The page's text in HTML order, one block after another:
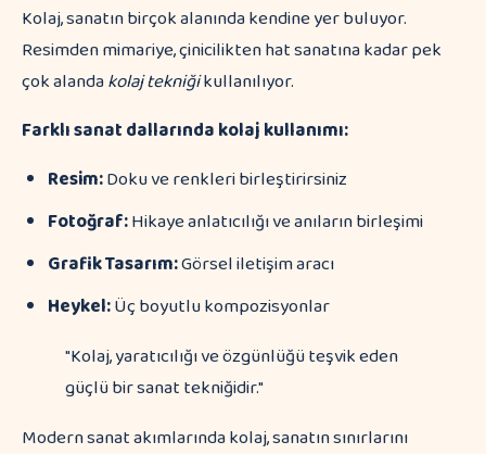
Kolaj, sanatın birçok alanında kendine yer buluyor.
Resimden mimariye, çinicilikten hat sanatına kadar pek
çok alandakolaj tekniğikullanılıyor.
Farklı sanat dallarında kolaj kullanımı:
Resim:Doku ve renkleri birleştirirsiniz
Fotoğraf:Hikaye anlatıcılığı ve anıların birleşimi
Grafik Tasarım:Görsel iletişim aracı
Heykel:Üç boyutlu kompozisyonlar
"Kolaj, yaratıcılığı ve özgünlüğü teşvik eden
güçlü bir sanat tekniğidir."
Modern sanat akımlarında kolaj, sanatın sınırlarını